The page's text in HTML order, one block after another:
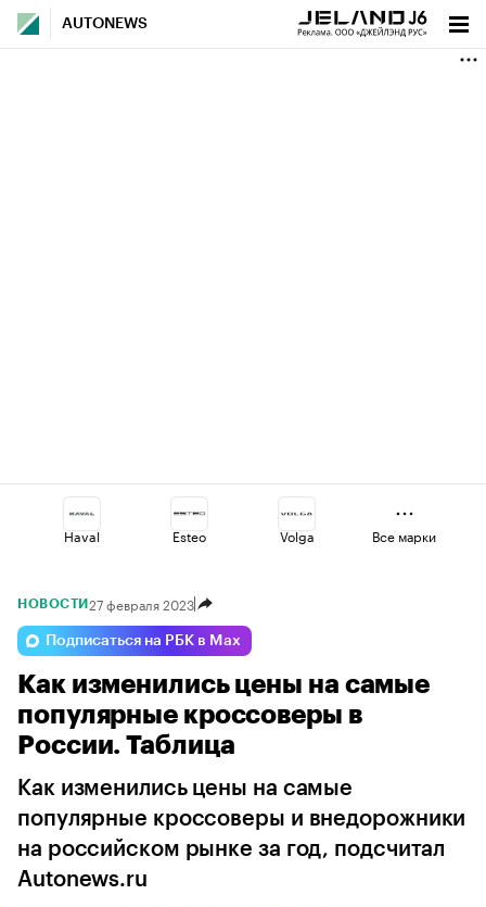
AUTONEWS
Haval Esteo Volga
Geely Omoda
Jaecoo Voyah Lada
Все марки
НОВОСТИ 27 февраля 2023
Подписаться на РБК в Max
Как изменились цены на самые
популярные кроссоверы в
России. Таблица
Как изменились цены на самые
популярные кроссоверы и внедорожники
на российском рынке за год, подсчитал
Autonews.ru